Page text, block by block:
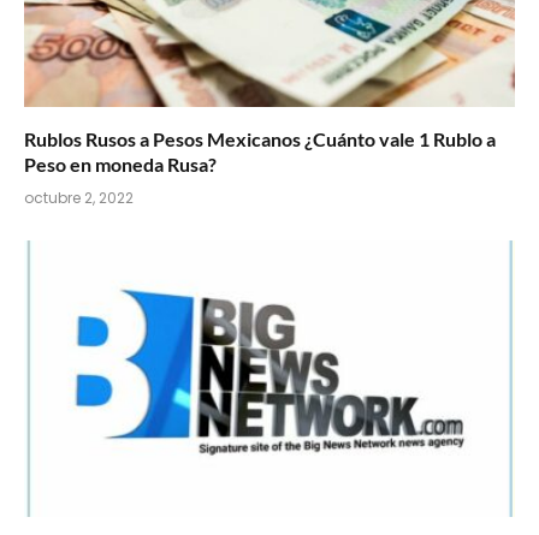
Rublos Rusos a Pesos Mexicanos ¿Cuánto vale 1 Rublo a
Peso en moneda Rusa?
octubre 2, 2022